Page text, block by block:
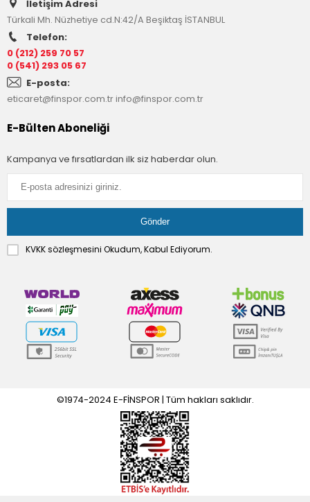
İletişim Adresi
Türkali Mh. Nüzhetiye cd.N:42/A Beşiktaş İSTANBUL
Telefon:
0 (212) 259 70 57
0 (541) 293 05 67
E-posta:
eticaret@finspor.com.trinfo@finspor.com.tr
E-Bülten Aboneliği
Kampanya ve fırsatlardan ilk siz haberdar olun.
KVKK sözleşmesini Okudum, Kabul Ediyorum.
©1974-2024 E-FİNSPOR | Tüm hakları saklıdır.